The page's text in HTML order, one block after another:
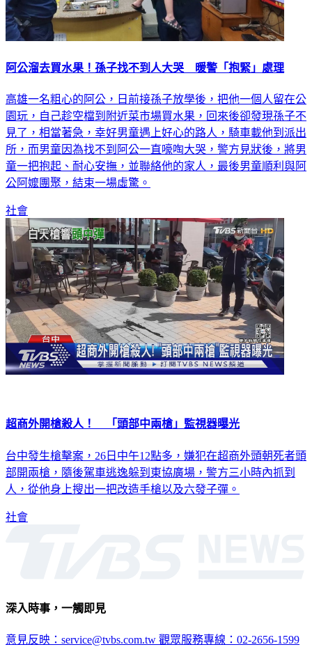
阿公溜去買水果！孫子找不到人大哭 暖警「抱緊」處理
高雄一名粗心的阿公，日前接孫子放學後，把他一個人留在公
園玩，自己趁空檔到附近菜市場買水果，回來後卻發現孫子不
見了，相當著急，幸好男童遇上好心的路人，騎車載他到派出
所，而男童因為找不到阿公一直嚎啕大哭，警方見狀後，將男
童一把抱起、耐心安撫，並聯絡他的家人，最後男童順利與阿
公阿嬤團聚，結束一場虛驚。
社會
超商外開槍殺人！ 「頭部中兩槍」監視器曝光
台中發生槍擊案，26日中午12點多，嫌犯在超商外頭朝死者頭
部開兩槍，隨後駕車逃逸躲到東協廣場，警方三小時內抓到
人，從他身上搜出一把改造手槍以及六發子彈。
社會
深入時事，一觸即見
意見反映：service@tvbs.com.tw 觀眾服務專線：02-2656-1599